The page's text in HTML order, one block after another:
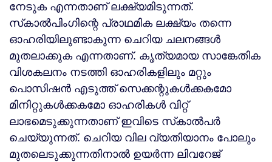
നേടുക എന്നതാണ് ലക്ഷ്യമിടുന്നത്.
സ്‌കാല്‍പിംഗിന്റെ പ്രാഥമിക ലക്ഷ്യം തന്നെ
ഓഹരിയിലുണ്ടാകുന്ന ചെറിയ ചലനങ്ങള്‍
മുതലാക്കുക എന്നതാണ്. കൃത്യമായ സാങ്കേതിക
വിശകലനം നടത്തി ഓഹരികളിലും മറ്റും
പൊസിഷന്‍ എടുത്ത് സെക്കന്റുകള്‍ക്കകമോ
മിനിറ്റുകള്‍ക്കകമോ ഓഹരികള്‍ വിറ്റ്
ലാഭമെടുക്കുന്നതാണ് ഇവിടെ സ്‌കാല്‍പര്‍
ചെയ്യുന്നത്. ചെറിയ വില വ്യതിയാനം പോലും
മുതലെടുക്കുന്നതിനാല്‍ ഉയര്‍ന്ന ലിവറേജ്